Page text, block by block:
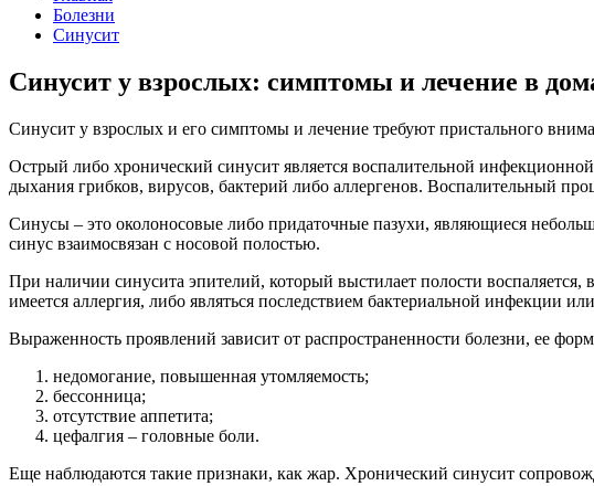
Болезни
Синусит
Синусит у взрослых: симптомы и лечение в
Синусит у взрослых и его симптомы и лечение требуют пристального
Острый либо хронический синусит является воспалительной
дыхания грибков, вирусов, бактерий либо аллергенов. Воспалительный
Синусы – это околоносовые либо придаточные пазухи, являющиеся
синус взаимосвязан с носовой полостью.
При наличии синусита эпителий, который выстилает полости
имеется аллергия, либо являться последствием бактериальной инфекции
Выраженность проявлений зависит от распространенности болезни, ее
недомогание, повышенная утомляемость;
бессонница;
отсутствие аппетита;
цефалгия – головные боли.
Еще наблюдаются такие признаки, как жар. Хронический синусит